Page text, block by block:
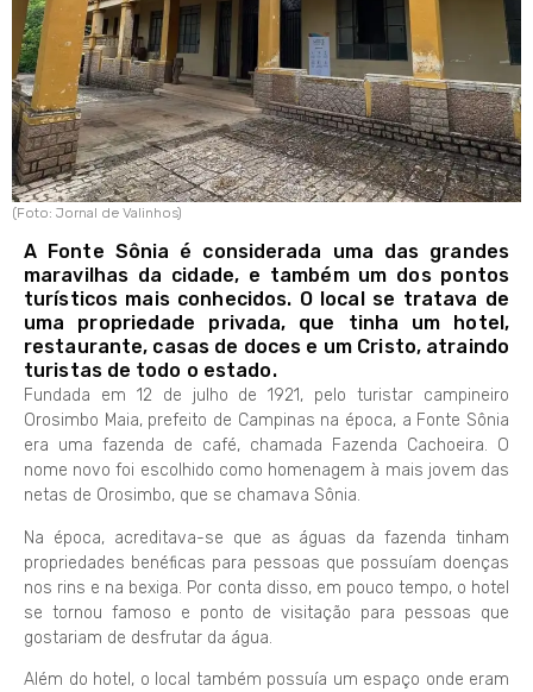
(Foto: Jornal de Valinhos)
A Fonte Sônia é considerada uma das grandes
maravilhas da cidade, e também um dos pontos
turísticos mais conhecidos. O local se tratava de
uma propriedade privada, que tinha um hotel,
restaurante, casas de doces e um Cristo, atraindo
turistas de todo o estado.
Fundada em 12 de julho de 1921, pelo turistar campineiro
Orosimbo Maia, prefeito de Campinas na época, a Fonte Sônia
era uma fazenda de café, chamada Fazenda Cachoeira. O
nome novo foi escolhido como homenagem à mais jovem das
netas de Orosimbo, que se chamava Sônia.
Na época, acreditava-se que as águas da fazenda tinham
propriedades benéficas para pessoas que possuíam doenças
nos rins e na bexiga. Por conta disso, em pouco tempo, o hotel
se tornou famoso e ponto de visitação para pessoas que
gostariam de desfrutar da água.
Além do hotel, o local também possuía um espaço onde eram